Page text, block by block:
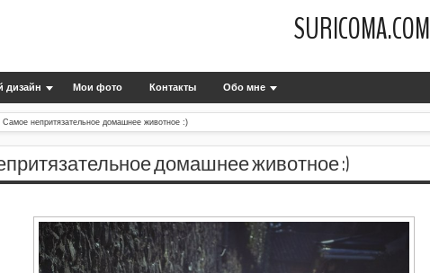
SURICOMA.COM
дизайн Мои фото Контакты Обо мне
Самое непритязательное домашнее животное :)
домашнее животное :)